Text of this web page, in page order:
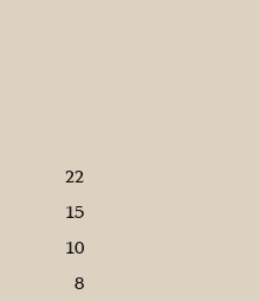
22
15
10
8